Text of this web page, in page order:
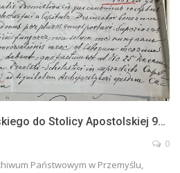
do Stolicy Apostolskiej 9…
0
Państwowym w Przemyślu,